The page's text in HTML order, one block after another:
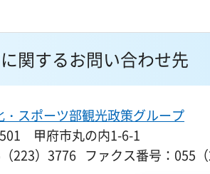
関するお問い合わせ先
・スポーツ部観光政策グループ
甲府市丸の内1-6-1
223）3776 ファクス番号：055